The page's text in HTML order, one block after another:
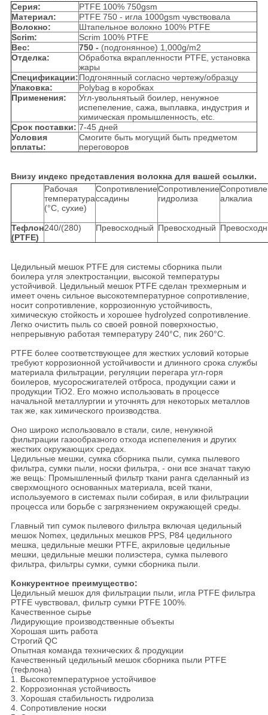
Серия:
PTFE 100% 750gsm
Материал:
PTFE 750 - игла 1000gsm чувствовала
Волокно:
Штапельное волокно 100% PTFE
Scrim:
Scrim 100% PTFE
Вес:
750 - (подгонянное) 1,000g/m2
Отделка:
Обработка вкрапленности PTFE, установка
жары
Спецификации:Подгонянный согласно чертежу/образцу
Упаковка:
Polybag в коробках
Применения:
Угл-увольнятьый боилер, ненужное
испепеление, сажа, выплавка, индустрия и
химическая промышленность, etc.
Срок поставки: 7-45 дней
Условия
оплаты:
Смогите быть могущий быть предметом
переговоров
Внизу индекс представления волокна для вашей ссылки.
Рабочая
температура
(°C, сухие)
Сопротивление
ссадины
Сопротивление
гидролиза
алкалиа
Тефлон
(PTFE)
240/(280) Превосходный Превосходный
Цедильный мешок PTFE для системы сборника пыли
боилера угля электростанции, высокой температуры
устойчивой. Цедильный мешок PTFE сделан трехмерным и
имеет очень сильное высокотемпературное сопротивление,
носит сопротивление, коррозионную устойчивость,
химическую стойкость и хорошее hydrolyzed сопротивление.
Легко очистить пыль со своей ровной поверхностью,
непрерывную работая температуру 240°C, пик 260°C.
PTFE более соответствующее для жестких условий которые
требуют коррозионной устойчивости и длинного срока службы
материала фильтрации, регуляции перегара угл-горя
боилеров, мусоросжигателей отброса, продукции сажи и
продукции TiO2. Его можно использовать в процессе
начальной металлургии и уточнять для некоторых металлов
так же, как химического производства.
Оно широко использовало в стали, силе, ненужной
фильтрации газообразного отхода испепеления и других
жестких окружающих средах.
Цедильные мешки, сумка сборника пыли, сумка пылевого
фильтра, сумки пыли, носки фильтра, - они все значат такую
же вещь: Промышленный фильтр ткани ранга сделанный из
сверхмощного основанных материала, всей ткани,
используемого в системах пыли собирая, в или фильтрации
процесса или борьбе с загрязнением окружающей среды.
Главный тип сумок пылевого фильтра включая цедильный
мешок Nomex, цедильных мешков PPS, P84 цедильного
мешка, цедильные мешки PTFE, акриловые цедильные
мешки, цедильные мешки полиэстера, сумка пылевого
фильтра, фильтры сумки, сумки сборника пыли.
Конкурентное преимущество:
Цедильный мешок для фильтрации пыли, игла PTFE фильтра
PTFE чувствовал, фильтр сумки PTFE 100%.
Качественное сырье
Лидирующие производственные объекты
Хорошая шить работа
Строгий QC
Опытная команда технических & продукции
Качественный цедильный мешок сборника пыли PTFE
(тефлона)
1. Высокотемпературное устойчивое
2. Коррозионная устойчивость
3. Хорошая стабильность гидролиза
4. Сопротивление носки